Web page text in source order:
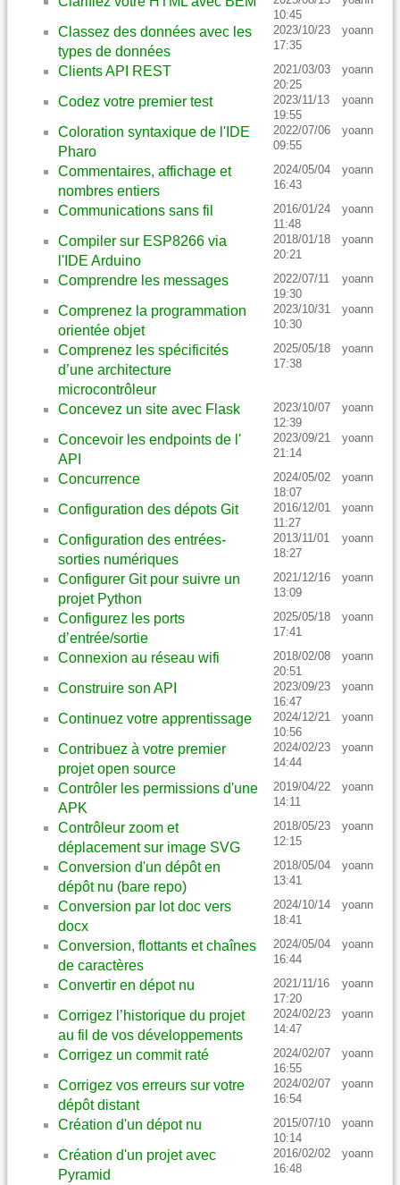
10:45
Classez des données avec les
types de données
2023/10/23
17:35
yoann
Clients API REST
2021/03/03
20:25
yoann
Codez votre premier test
2023/11/13
19:55
yoann
Coloration syntaxique de l'IDE
Pharo
2022/07/06
09:55
yoann
Commentaires, affichage et
nombres entiers
2024/05/04
16:43
yoann
Communications sans fil
2016/01/24
11:48
yoann
Compiler sur ESP8266 via
l'IDE Arduino
2018/01/18
20:21
yoann
Comprendre les messages
2022/07/11
19:30
yoann
Comprenez la programmation
orientée objet
2023/10/31
10:30
yoann
Comprenez les spécificités
d’une architecture
microcontrôleur
2025/05/18
17:38
yoann
Concevez un site avec Flask
2023/10/07
12:39
yoann
Concevoir les endpoints de l'
API
2023/09/21
21:14
yoann
Concurrence
2024/05/02
18:07
yoann
Configuration des dépots Git
2016/12/01
11:27
yoann
Configuration des entrées-
sorties numériques
2013/11/01
18:27
yoann
Configurer Git pour suivre un
projet Python
2021/12/16
13:09
yoann
Configurez les ports
d’entrée/sortie
2025/05/18
17:41
yoann
Connexion au réseau wifi
2018/02/08
20:51
yoann
Construire son API
2023/09/23
16:47
yoann
Continuez votre apprentissage
2024/12/21
10:56
yoann
Contribuez à votre premier
projet open source
2024/02/23
14:44
yoann
Contrôler les permissions d'une
APK
2019/04/22
14:11
yoann
Contrôleur zoom et
déplacement sur image SVG
2018/05/23
12:15
yoann
Conversion d'un dépôt en
dépôt nu (bare repo)
2018/05/04
13:41
yoann
Conversion par lot doc vers
docx
2024/10/14
18:41
yoann
Conversion, flottants et chaînes
de caractères
2024/05/04
16:44
yoann
Convertir en dépot nu
2021/11/16
17:20
yoann
Corrigez l’historique du projet
au fil de vos développements
2024/02/23
14:47
yoann
Corrigez un commit raté
2024/02/07
16:55
yoann
Corrigez vos erreurs sur votre
dépôt distant
2024/02/07
16:54
yoann
Création d'un dépot nu
2015/07/10
10:14
yoann
Création d'un projet avec
Pyramid
2016/02/02
16:48
yoann